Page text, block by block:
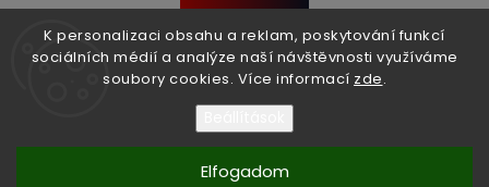
K personalizaci obsahu a reklam, poskytování funkcí
sociálních médií a analýze naší návštěvnosti využíváme
soubory cookies. Více informací zde.
Elfogadom